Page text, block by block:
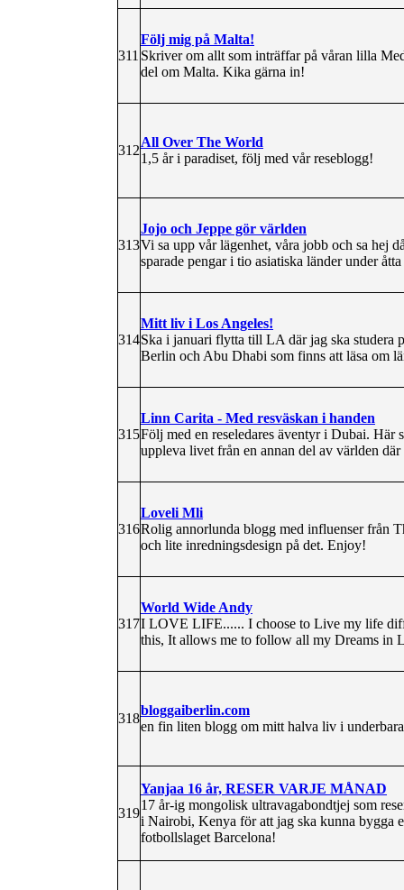
311
Följ mig på Malta!
Skriver om allt som inträffar på våran lilla
del om Malta. Kika gärna in!
312
All Over The World
1,5 år i paradiset, följ med vår reseblogg!
313
Jojo och Jeppe gör världen
Vi sa upp vår lägenhet, våra jobb och sa hej
sparade pengar i tio asiatiska länder under
314
Mitt liv i Los Angeles!
Ska i januari flytta till LA där jag ska studera
Berlin och Abu Dhabi som finns att läsa om
315
Linn Carita - Med resväskan i handen
Följ med en reseledares äventyr i Dubai. Här
uppleva livet från en annan del av världen
316
Loveli Mli
Rolig annorlunda blogg med influenser från
och lite inredningsdesign på det. Enjoy!
317
World Wide Andy
I LOVE LIFE...... I choose to Live my life
this, It allows me to follow all my Dreams in
318
bloggaiberlin.com
en fin liten blogg om mitt halva liv i
319
Yanjaa 16 år, RESER VARJE MÅNAD
17 år-ig mongolisk ultravagabondtjej som
i Nairobi, Kenya för att jag ska kunna bygga
fotbollslaget Barcelona!